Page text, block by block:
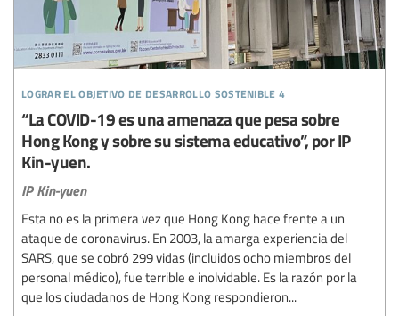
lograr el objetivo de desarrollo sostenible 4
“La COVID-19 es una amenaza que pesa sobre
Hong Kong y sobre su sistema educativo”, por IP
Kin-yuen.
IP Kin-yuen
Esta no es la primera vez que Hong Kong hace frente a un
ataque de coronavirus. En 2003, la amarga experiencia del
SARS, que se cobró 299 vidas (incluidos ocho miembros del
personal médico), fue terrible e inolvidable. Es la razón por la
que los ciudadanos de Hong Kong respondieron...